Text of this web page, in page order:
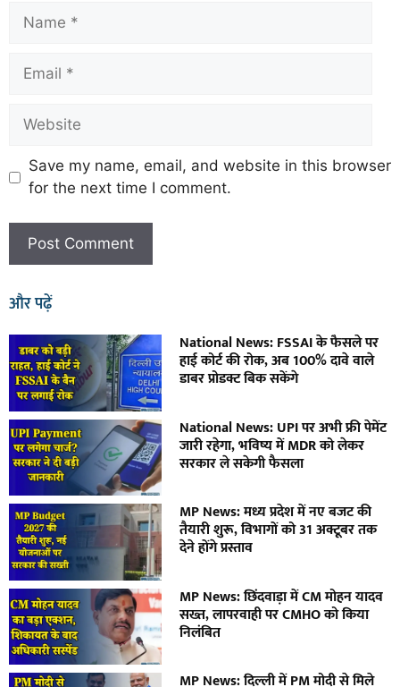
Save my name, email, and website in this browser
for the next time I comment.
और पढ़ें
National News: FSSAI के फैसले पर
हाई कोर्ट की रोक, अब 100% दावे वाले
डाबर प्रोडक्ट बिक सकेंगे
National News: UPI पर अभी फ्री पेमेंट
जारी रहेगा, भविष्य में MDR को लेकर
सरकार ले सकेगी फैसला
MP News: मध्य प्रदेश में नए बजट की
तैयारी शुरू, विभागों को 31 अक्टूबर तक
देने होंगे प्रस्ताव
MP News: छिंदवाड़ा में CM मोहन यादव
सख्त, लापरवाही पर CMHO को किया
निलंबित
MP News: दिल्ली में PM मोदी से मिले